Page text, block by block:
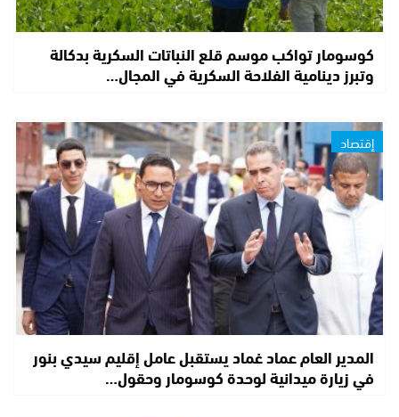
كوسومار تواكب موسم قلع النباتات السكرية بدكالة
وتبرز دينامية الفلاحة السكرية في المجال…
إقتصاد
المدير العام عماد غماد يستقبل عامل إقليم سيدي بنور
في زيارة ميدانية لوحدة كوسومار وحقول…